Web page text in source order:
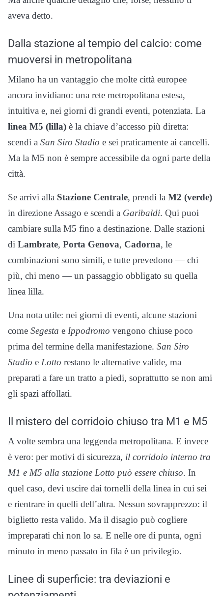
aveva detto.
Dalla stazione al tempio del calcio: come
muoversi in metropolitana
Milano ha un vantaggio che molte città europee
ancora invidiano: una rete metropolitana estesa,
intuitiva e, nei giorni di grandi eventi, potenziata. La
linea M5 (lilla) è la chiave d’accesso più diretta:
scendi a San Siro Stadio e sei praticamente ai cancelli.
Ma la M5 non è sempre accessibile da ogni parte della
città.
Se arrivi alla Stazione Centrale, prendi la M2 (verde)
in direzione Assago e scendi a Garibaldi. Qui puoi
cambiare sulla M5 fino a destinazione. Dalle stazioni
di Lambrate, Porta Genova, Cadorna, le
combinazioni sono simili, e tutte prevedono — chi
più, chi meno — un passaggio obbligato su quella
linea lilla.
Una nota utile: nei giorni di eventi, alcune stazioni
come Segesta e Ippodromo vengono chiuse poco
prima del termine della manifestazione. San Siro
Stadio e Lotto restano le alternative valide, ma
preparati a fare un tratto a piedi, soprattutto se non ami
gli spazi affollati.
Il mistero del corridoio chiuso tra M1 e M5
A volte sembra una leggenda metropolitana. E invece
è vero: per motivi di sicurezza, il corridoio interno tra
M1 e M5 alla stazione Lotto può essere chiuso. In
quel caso, devi uscire dai tornelli della linea in cui sei
e rientrare in quelli dell’altra. Nessun sovrapprezzo: il
biglietto resta valido. Ma il disagio può cogliere
impreparati chi non lo sa. E nelle ore di punta, ogni
minuto in meno passato in fila è un privilegio.
Linee di superficie: tra deviazioni e